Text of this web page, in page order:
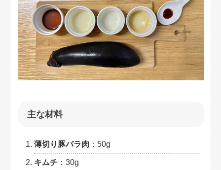
主な材料
薄切り豚バラ肉 ：50g
キムチ ：30g